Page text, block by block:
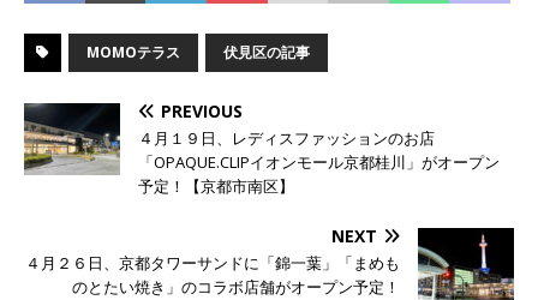
MOMOテラス 伏見区の記事
PREVIOUS
４月１９日、レディスファッションのお店
「OPAQUE.CLIPイオンモール京都桂川」がオープン
予定！【京都市南区】
NEXT
４月２６日、京都タワーサンドに「錦一葉」「まめも
のとたい焼き」のコラボ店舗がオープン予定！